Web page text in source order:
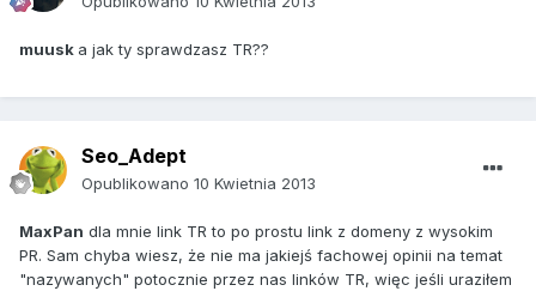
muusk a jak ty sprawdzasz TR??
Seo_Adept
Opublikowano 10 Kwietnia 2013
MaxPan dla mnie link TR to po prostu link z domeny z wysokim
PR. Sam chyba wiesz, że nie ma jakiejś fachowej opinii na temat
"nazywanych" potocznie przez nas linków TR, więc jeśli uraziłem